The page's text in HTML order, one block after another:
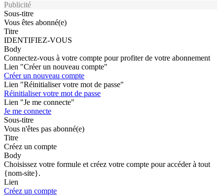
Publicité
Sous-titre
Vous êtes abonné(e)
Titre
IDENTIFIEZ-VOUS
Body
Connectez-vous à votre compte pour profiter de votre abonnement
Lien "Créer un nouveau compte"
Créer un nouveau compte
Lien "Réinitialiser votre mot de passe"
Réinitialiser votre mot de passe
Lien "Je me connecte"
Je me connecte
Sous-titre
Vous n'êtes pas abonné(e)
Titre
Créez un compte
Body
Choisissez votre formule et créez votre compte pour accéder à tout
{nom-site}.
Lien
Créez un compte